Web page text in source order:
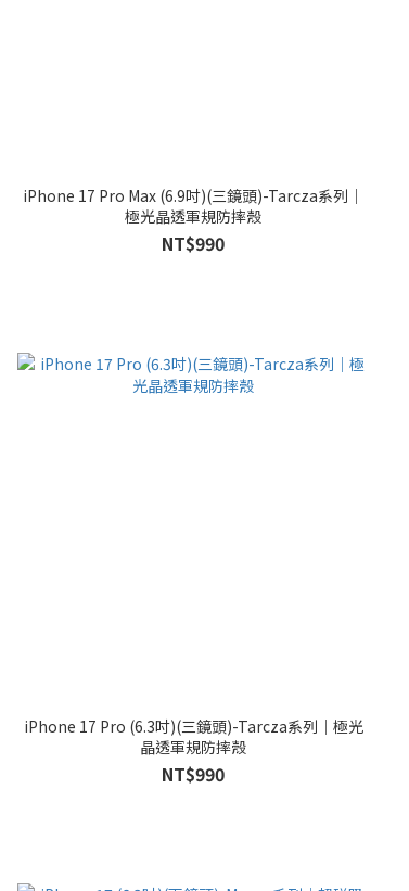
iPhone 17 Pro Max (6.9吋)(三鏡頭)-Tarcza系列｜
極光晶透軍規防摔殼
NT$990
iPhone 17 Pro (6.3吋)(三鏡頭)-Tarcza系列｜極光
晶透軍規防摔殼
NT$990